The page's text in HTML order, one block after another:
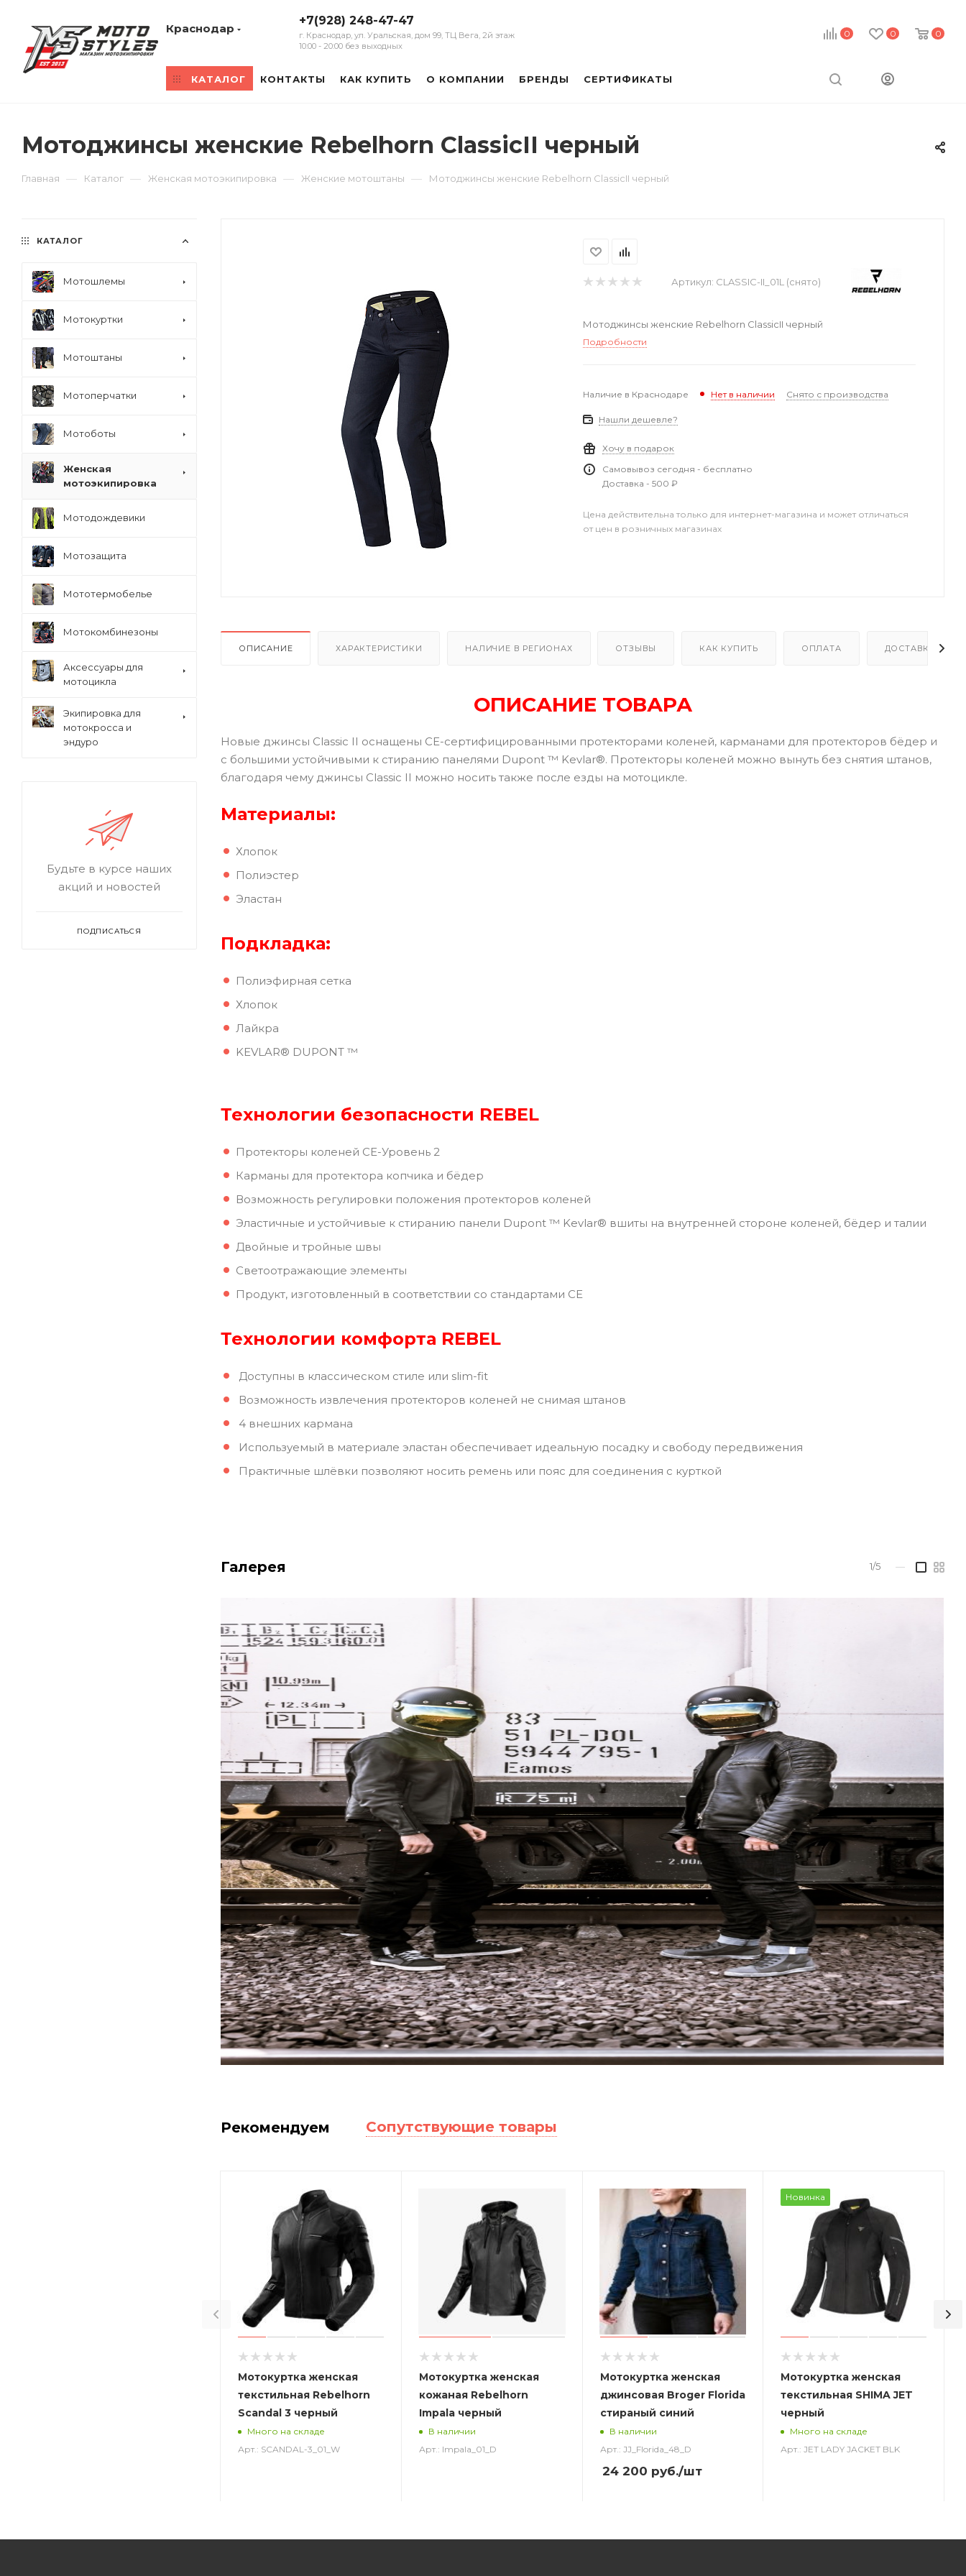
0 0 0
Краснодар
+7(928) 248-47-47
г. Краснодар, ул. Уральская, дом 99, ТЦ Вега, 2й этаж
10:00 - 20:00 без выходных
КАТАЛОГ КОНТАКТЫ КАК КУПИТЬ О КОМПАНИИ БРЕНДЫ СЕРТИФИКАТЫ
Мотоджинсы женские Rebelhorn ClassicII черный
Главная — Каталог — Женская мотоэкипировка — Женские мотоштаны — Мотоджинсы женские Rebelhorn ClassicII черный
Артикул: CLASSIC-II_01L (снято)
Мотоджинсы женские Rebelhorn ClassicII черный
Подробности
Наличие в Краснодаре Нет в наличии Снято с производства
Нашли дешевле?
Хочу в подарок
Самовывоз сегодня - бесплатно
Доставка - 500 ₽
Цена действительна только для интернет-магазина и может отличаться
от цен в розничных магазинах
ОПИСАНИЕ ХАРАКТЕРИСТИКИ НАЛИЧИЕ В РЕГИОНАХ ОТЗЫВЫ КАК КУПИТЬ ОПЛАТА ДОСТАВКА
ОПИСАНИЕ ТОВАРА
Новые джинсы Classic II оснащены CE-сертифицированными протекторами коленей, карманами для протекторов бёдер и
с большими устойчивыми к стиранию панелями Dupont ™ Kevlar®. Протекторы коленей можно вынуть без снятия штанов,
благодаря чему джинсы Classic II можно носить также после езды на мотоцикле.
Материалы:
Хлопок
Полиэстер
Эластан
Подкладка:
Полиэфирная сетка
Хлопок
Лайкра
KEVLAR® DUPONT ™
Технологии безопасности REBEL
Протекторы коленей CE-Уровень 2
Карманы для протектора копчика и бёдер
Возможность регулировки положения протекторов коленей
Эластичные и устойчивые к стиранию панели Dupont ™ Kevlar® вшиты на внутренней стороне коленей, бёдер и талии
Двойные и тройные швы
Светоотражающие элементы
Продукт, изготовленный в соответствии со стандартами CE
Технологии комфорта REBEL
Доступны в классическом стиле или slim-fit
Возможность извлечения протекторов коленей не снимая штанов
4 внешних кармана
Используемый в материале эластан обеспечивает идеальную посадку и свободу передвижения
Практичные шлёвки позволяют носить ремень или пояс для соединения с курткой
Галерея 1/5 —
Рекомендуем Сопутствующие товары
Мотокуртка женская
текстильная Rebelhorn
Scandal 3 черный
Много на складе
Арт.: SCANDAL-3_01_W
Мотокуртка женская
кожаная Rebelhorn
Impala черный
В наличии
Арт.: Impala_01_D
Мотокуртка женская
джинсовая Broger Florida
стираный синий
В наличии
Арт.: JJ_Florida_48_D
24 200 руб./шт
Новинка
Мотокуртка женская
текстильная SHIMA JET
черный
Много на складе
Арт.: JET LADY JACKET BLK
КАТАЛОГ
Мотошлемы
Мотокуртки
Мотоштаны
Мотоперчатки
Мотоботы
Женская
мотоэкипировка
Мотодождевики
Мотозащита
Мототермобелье
Мотокомбинезоны
Аксессуары для
мотоцикла
Экипировка для
мотокросса и
эндуро
Будьте в курсе наших
акций и новостей
ПОДПИСАТЬСЯ